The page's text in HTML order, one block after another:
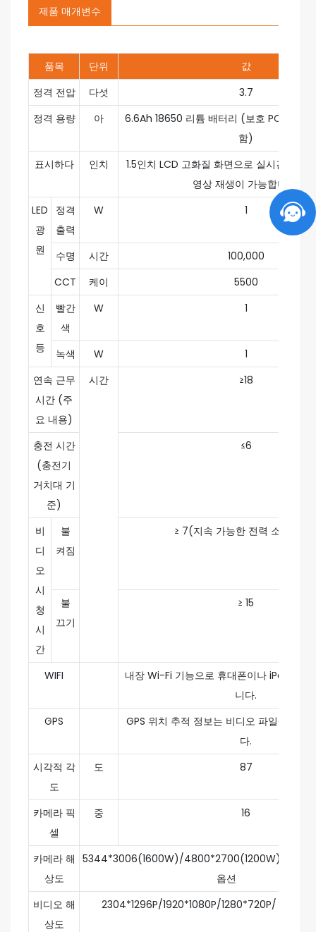
제품 매개변수
품목 단위
값
정격 전압
다섯
3.7
정격 용량
아
6.6Ah 18650 리튬 배터리 (보호 PCB 및 보
함)
표시하다
인치
1.5인치 LCD 고화질 화면으로 실시간 영상
영상 재생이 가능합니다.
LED
광
원
정격
출력
W 1
수명 시간
100,000
CCT
케이
5500
신
호
등
빨간
색
W 1
녹색 W
1
연속 근무
시간 (주
요 내용)
시간 ≥18
충전 시간
(충전기
거치대 기
준)
≤6
비
디
오
시
청
시
간
불
켜짐
≥ 7(지속 가능한 전력 소비 시
불
끄기
≥ 15
WIFI
내장 Wi-Fi 기능으로 휴대폰이나 iPad를 연
니다.
GPS
GPS 위치 추적 정보는 비디오 파일에 표시
다.
시각적 각
도
도 87
카메라 픽
셀
중 16
카메라 해
상도
5344*3006(1600W)/4800*2700(1200W)/
옵션
비디오 해
상도
2304*1296P/1920*1080P/1280*720P/